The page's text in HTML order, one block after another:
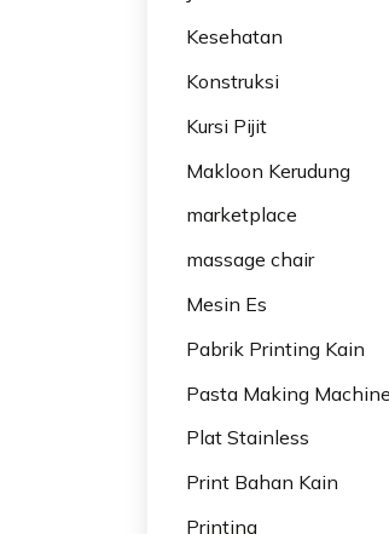
Kesehatan
Konstruksi
Kursi Pijit
Makloon Kerudung
marketplace
massage chair
Mesin Es
Pabrik Printing Kain
Pasta Making Machine
Plat Stainless
Print Bahan Kain
Printing